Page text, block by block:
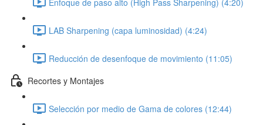
LAB Sharpening (capa luminosidad) (4:24)
Reducción de desenfoque de movimiento (11:05)
Recortes y Montajes
Selección por medio de Gama de colores (12:44)